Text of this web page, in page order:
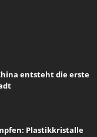
entsteht die erste
Plastikkristalle